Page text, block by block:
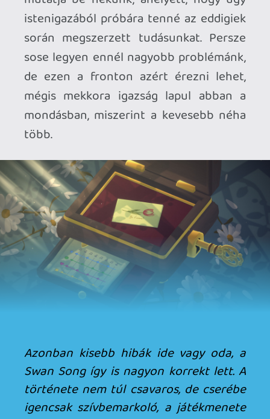
Ahhoz, hogy te is hozzászólj, be kell
jelentkezned!
Necroman Mk2 2026.06.12 08:54:43 #2124n
Soha nem hallottam a fejlesztőkről, de ez
fölkeltette az érdeklődésemet.